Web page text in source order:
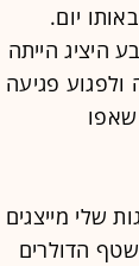
יום.
היציג הייתה
פגיעה
שלי מייצגים
הדולרים